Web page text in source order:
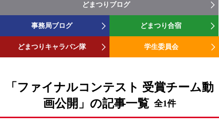
どまつりブログ
事務局ブログ どまつり合宿
どまつりキャラバン隊 学生委員会
「ファイナルコンテスト 受賞チーム動
画公開」の記事一覧 全1件